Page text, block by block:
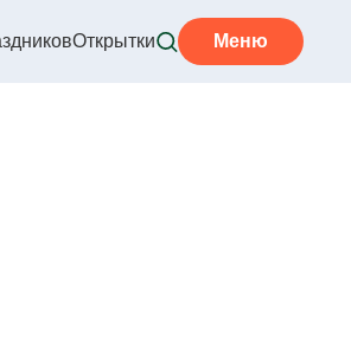
Открытки Меню